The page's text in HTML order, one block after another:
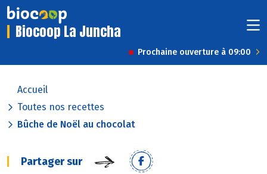
Biocoop La Juncha
Prochaine ouverture à 09:00
Accueil
Toutes nos recettes
Bûche de Noël au chocolat
Partager sur